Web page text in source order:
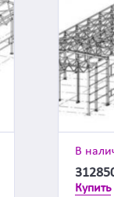
В
Купить